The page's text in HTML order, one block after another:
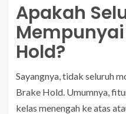
Apakah
Hold?
Sayangnya, tidak seluruh
Brake Hold. Umumnya,
kelas menengah ke atas